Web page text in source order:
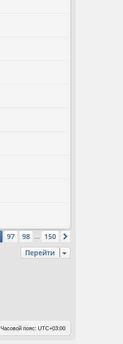
97 98 150
Перейти
Часовой пояс: UTC+03:00